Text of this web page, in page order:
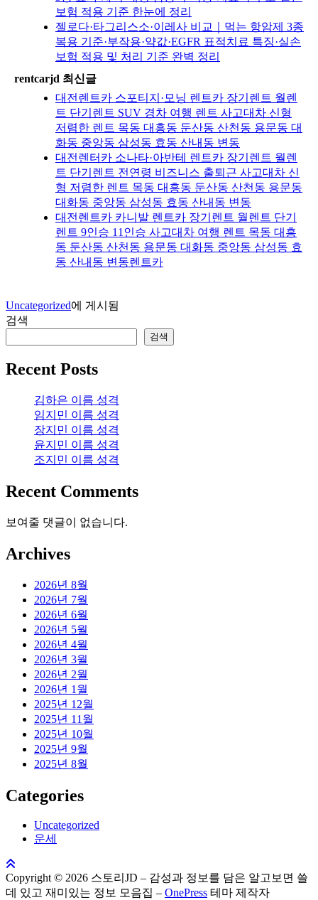
보험 적용 기준 한눈에 정리
젤로다·타그리스소·이레사 비교｜먹는 항암제 3종
복용 기준·부작용·약값·EGFR 표적치료 특징·실손
보험 적용 및 처리 기준 완벽 정리
rentcarjd 최신글
대전렌트카 스포티지·모닝 렌트카 장기렌트 월렌
트 단기렌트 SUV 경차 여행 렌트 사고대차 신형
저렴한 렌트 목동 대흥동 둔산동 산천동 용문동 대
화동 중앙동 삼성동 효동 산내동 변동
대전렌터카 소나타·아반테 렌트카 장기렌트 월렌
트 단기렌트 전연령 비즈니스 출퇴근 사고대차 신
형 저렴한 렌트 목동 대흥동 둔산동 산천동 용문동
대화동 중앙동 삼성동 효동 산내동 변동
대전렌트카 카니발 렌트카 장기렌트 월렌트 단기
렌트 9인승 11인승 사고대차 여행 렌트 목동 대흥
동 둔산동 산천동 용문동 대화동 중앙동 삼성동 효
동 산내동 변동렌트카
Uncategorized에 게시됨
검색
검색
Recent Posts
김하은 이름 성격
임지민 이름 성격
장지민 이름 성격
윤지민 이름 성격
조지민 이름 성격
Recent Comments
보여줄 댓글이 없습니다.
Archives
2026년 8월
2026년 7월
2026년 6월
2026년 5월
2026년 4월
2026년 3월
2026년 2월
2026년 1월
2025년 12월
2025년 11월
2025년 10월
2025년 9월
2025년 8월
Categories
Uncategorized
운세
Copyright © 2026 스토리JD – 감성과 정보를 담은 알고보면 쓸
데 있고 재미있는 정보 모음집 – OnePress 테마 제작자